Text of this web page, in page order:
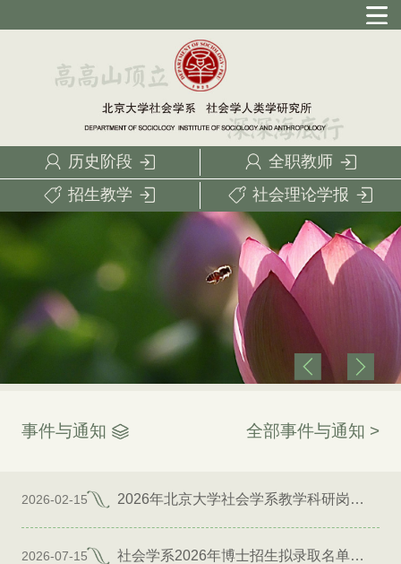
历史阶段
全职教师
招生教学
社会理论学报
事件与通知 全部事件与通知 >
2026-02-15 2026年北京大学社会学系教学科研岗位招聘启事
2026-07-15 社会学系2026年博士招生拟录取名单公示（专项）